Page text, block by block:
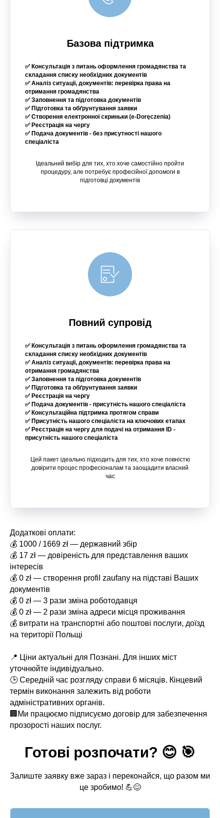
Базова підтримка
✅ Консультація з питань оформлення громадянства та
складання списку необхідних документів
✅ Аналіз ситуації, документів: перевірка права на
отримання громадянства
✅ Заповнення та підготовка документів
✅ Підготовка та обґрунтування заявки
✅ Створення електронної скриньки (e-Doręczenia)
✅ Реєстрація на чергу
✅ Подача документів - без присутності нашого
спеціаліста
Ідеальний вибір для тих, хто хоче самостійно пройти
процедуру, але потребує професійної допомоги в
підготовці документів
Повний супровід
✅ Консультація з питань оформлення громадянства та
складання списку необхідних документів
✅ Аналіз ситуації, документів: перевірка права на
отримання громадянства
✅ Заповнення та підготовка документів
✅ Підготовка та обґрунтування заявки
✅ Реєстрація на чергу
✅ Подача документів - присутність нашого спеціаліста
✅ Консультаційна підтримка протягом справи
✅ Присутність нашого спеціаліста на ключових етапах
✅ Реєстрація на чергу для подачі на отримання ID -
присутність нашого спеціаліста
Цей пакет ідеально підходить для тих, хто хоче повністю
довірити процес професіоналам та заощадити власний
час
Додаткові оплати:
💰 1000 / 1669 zł — державний збір
💰 17 zł — довіреність для представлення ваших
інтересів
💰 0 zł — створення profil zaufany на підставі Ваших
документів
💰 0 zł — 3 рази зміна роботодавця
💰 0 zł — 2 рази зміна адреси місця проживання
💰 витрати на транспортні або поштові послуги, доїзд
на території Польщі
📍 Ціни актуальні для Познані. Для інших міст
уточнюйте індивідуально.
🕒 Середній час розгляду справи 6 місяців. Кінцевий
термін виконання залежить від роботи
адміністративних органів.
🏢Ми працюємо підписуємо договір для забезпечення
прозорості наших послуг.
Готові розпочати? 😊 🎯
Залиште заявку вже зараз і переконайся, що разом ми
це зробимо! 💪😊